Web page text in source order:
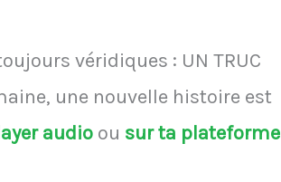
véridiques : UN TRUC
une nouvelle histoire est
audio ou sur ta plateforme